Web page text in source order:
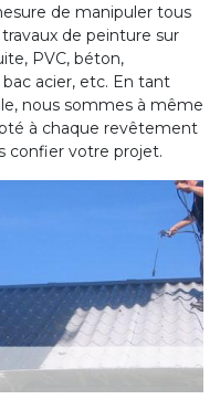
de manipuler tous
de peinture sur
PVC, béton,
acier, etc. En tant
nous sommes à même
à chaque revêtement
confier votre projet.